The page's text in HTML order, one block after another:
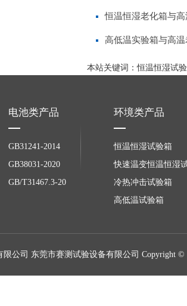
恒温恒湿老化箱与
高低温实验箱与高
本站关键词：恒温恒湿试
电池类产品
GB31241-2014
GB38031-2020
GB/T31467.3-20
环境类产品
恒温恒湿试验箱
快速温变恒温恒湿
冷热冲击试验箱
高低温试验箱
限公司 东莞市赛测试验设备有限公司 Copyright ©